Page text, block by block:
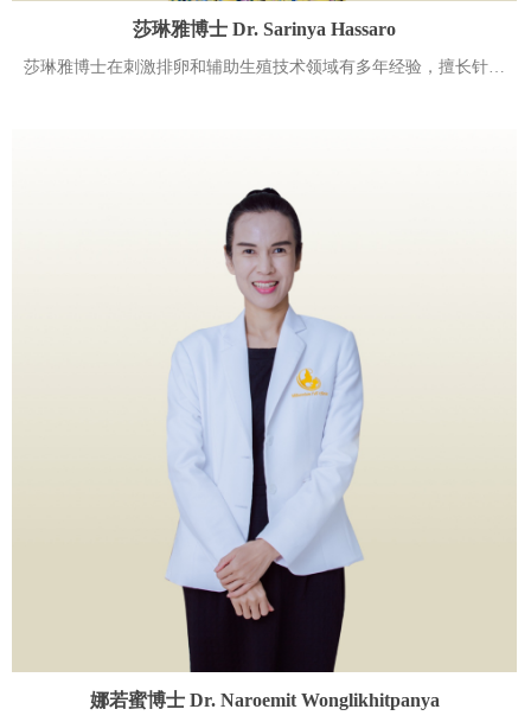
莎琳雅博士 Dr. Sarinya Hassaro
莎琳雅博士在刺激排卵和辅助生殖技术领域有多年经验，擅长针对
娜若蜜博士 Dr. Naroemit Wonglikhitpanya